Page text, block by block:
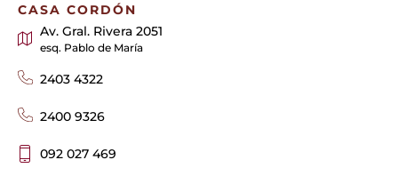
CASA CORDÓN
Av. Gral. Rivera 2051
esq. Pablo de María
2403 4322
2400 9326
092 027 469